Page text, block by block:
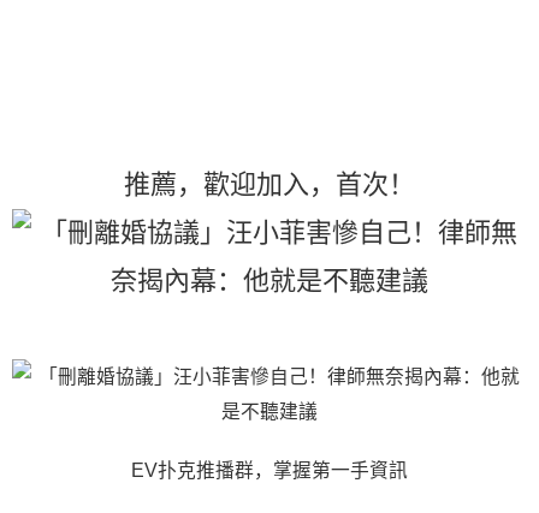
推薦，歡迎加入 ，首次 ！
EV扑克推播群，掌握第一手資訊